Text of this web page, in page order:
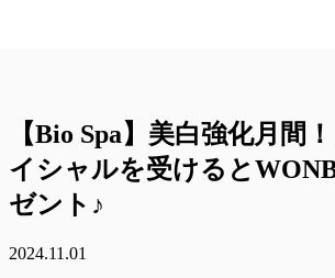
【Bio Spa】美白強化月間
イシャルを受けると
ゼント♪
2024.11.01